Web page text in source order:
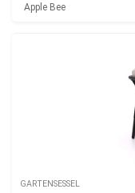
Apple Bee
GARTENSESSEL